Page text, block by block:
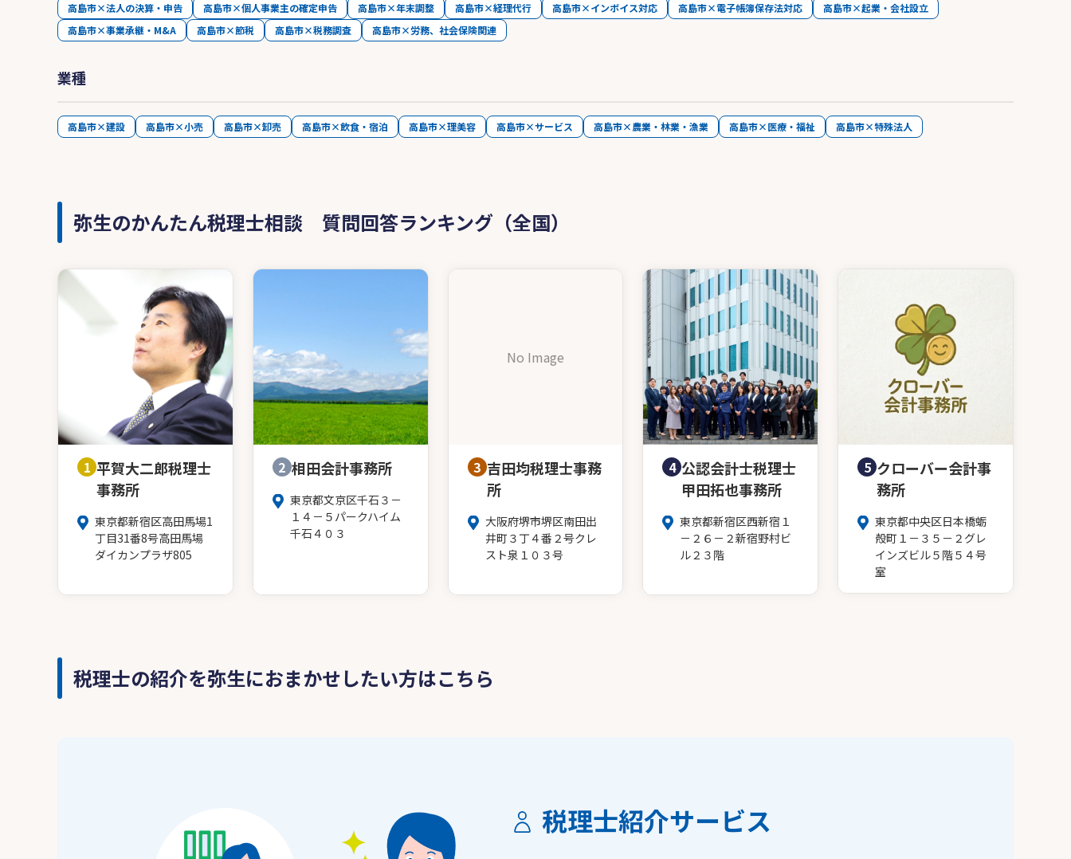
高島市×法人の決算・申告 高島市×個人事業主の確定申告 高島市×年末調整 高島市×経理代行 高島市×インボイス対応 高島市×電子帳簿保存法対応
高島市×起業・会社設立
高島市×事業承継・M&A
高島市×節税 高島市×税務調査 高島市×労務、社会保険関連
業種
高島市×建設 高島市×小売 高島市×卸売 高島市×飲食・宿泊 高島市×理美容 高島市×サービス 高島市×農業・林業・漁業 高島市×医療・福祉 高島市×特殊法人
弥生のかんたん税理士相談 質問回答ランキング（全国）
1 平賀大二郎税理士
事務所
東京都新宿区高田馬場1
丁目31番8号高田馬場
ダイカンプラザ805
2 相田会計事務所
東京都文京区千石３－
１４－５パークハイム
千石４０３
No Image
3 吉田均税理士事務
所
大阪府堺市堺区南田出
井町３丁４番２号クレ
スト泉１０３号
4 公認会計士税理士
甲田拓也事務所
東京都新宿区西新宿１
－２６－２新宿野村ビ
ル２３階
5 クローバー会計事
務所
東京都中央区日本橋蛎
殻町１－３５－２グレ
インズビル５階５４号
室
税理士の紹介を弥生におまかせしたい方はこちら
税理士紹介サービス